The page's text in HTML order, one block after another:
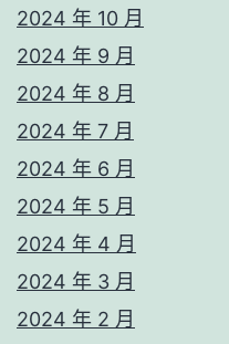
2024 年 10 月
2024 年 9 月
2024 年 8 月
2024 年 7 月
2024 年 6 月
2024 年 5 月
2024 年 4 月
2024 年 3 月
2024 年 2 月